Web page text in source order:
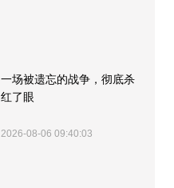
一场被遗忘的战争，彻底杀
红了眼
2026-08-06 09:40:03